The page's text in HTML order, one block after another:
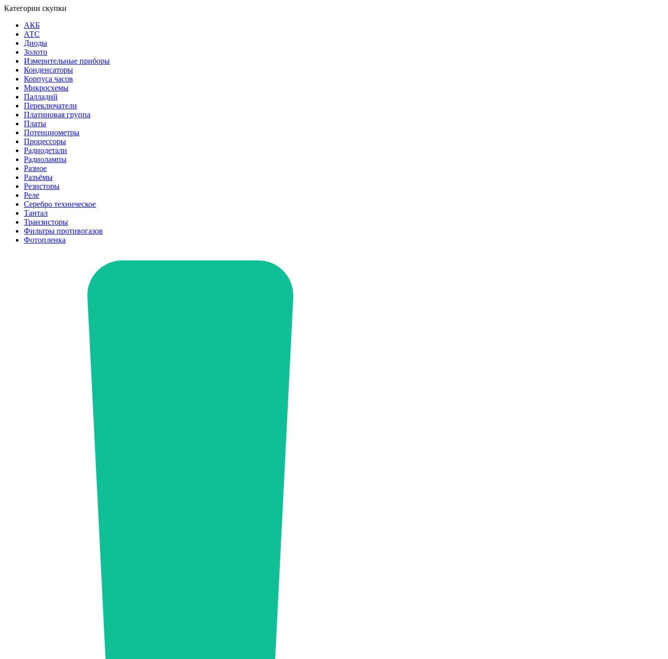
Категории скупки
АКБ
АТС
Диоды
Золото
Измерительные приборы
Конденсаторы
Корпуса часов
Микросхемы
Палладий
Переключатели
Платиновая группа
Платы
Потенциометры
Процессоры
Радиодетали
Радиолампы
Разное
Разъёмы
Резисторы
Реле
Серебро техническое
Тантал
Транзисторы
Фильтры противогазов
Фотопленка